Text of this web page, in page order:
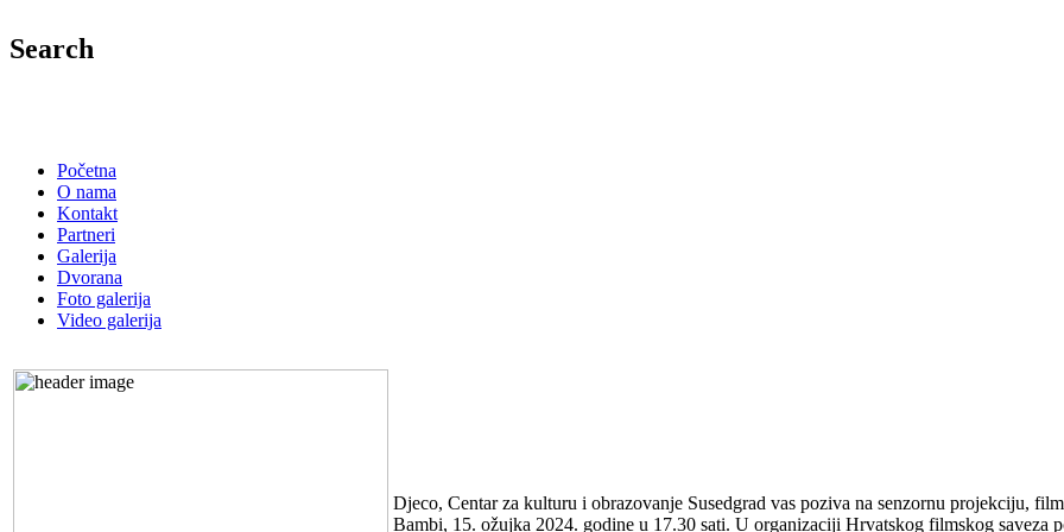
Search
Početna
O nama
Kontakt
Partneri
Galerija
Dvorana
Foto galerija
Video galerija
Djeco, Centar za kulturu i obrazovanje Susedgrad vas poziva na senzornu projekciju, film
Bambi, 15. ožujka 2024. godine u 17.30 sati. U organizaciji Hrvatskog filmskog saveza